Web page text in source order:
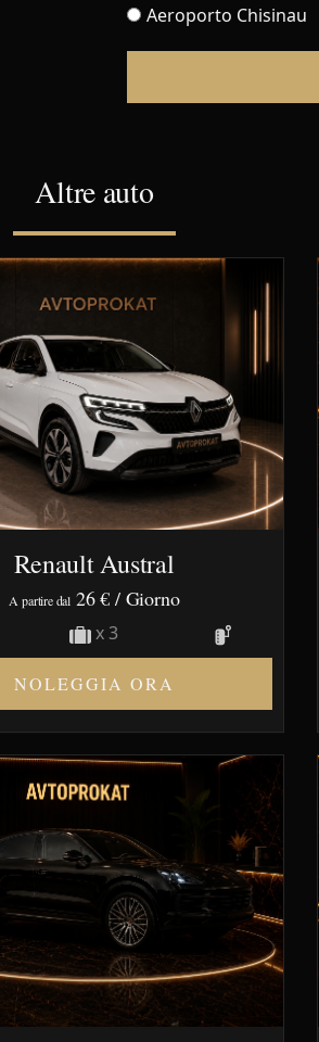
Aeroporto Chisinau
Altre auto
Renault Austral
A partire dal 26 € / Giorno
x 3
NOLEGGIA ORA